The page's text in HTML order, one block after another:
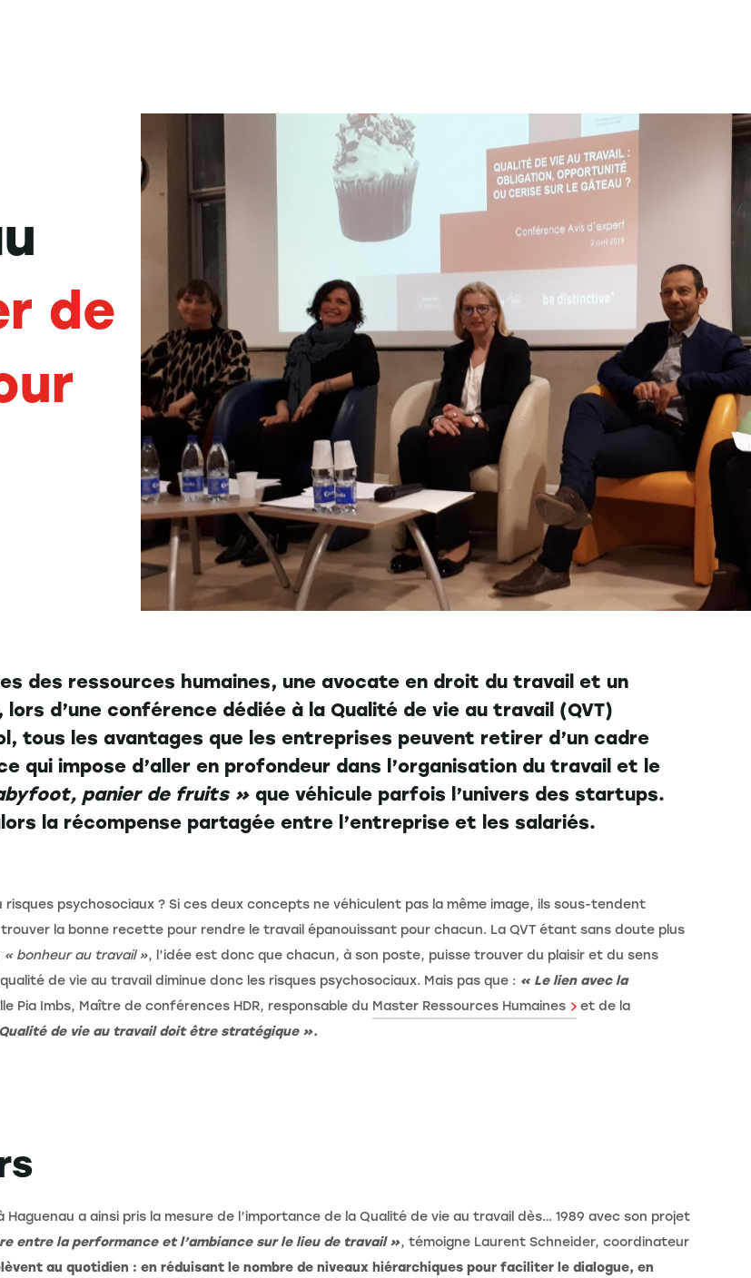
de
des ressources humaines, une avocate en droit du travail et un
d’une conférence dédiée à la Qualité de vie au travail (QVT)
tous les avantages que les entreprises peuvent retirer d’un cadre
qui impose d’aller en profondeur dans l’organisation du travail et le
panier de fruits » que véhicule parfois l’univers des startups.
la récompense partagée entre l’entreprise et les salariés.
risques psychosociaux ? Si ces deux concepts ne véhiculent pas la même image, ils sous-tendent
la bonne recette pour rendre le travail épanouissant pour chacun. La QVT étant sans doute plus
« bonheur au travail », l’idée est donc que chacun, à son poste, puisse trouver du plaisir et du sens
de vie au travail diminue donc les risques psychosociaux. Mais pas que : « Le lien avec la
Pia Imbs, Maître de conférences HDR, responsable du Master Ressources Humaines
et de la
de vie au travail doit être stratégique ».
Haguenau a ainsi pris la mesure de l’importance de la Qualité de vie au travail dès… 1989 avec son projet
entre la performance et l’ambiance sur le lieu de travail », témoigne Laurent Schneider, coordinateur
au quotidien : en réduisant le nombre de niveaux hiérarchiques pour faciliter le dialogue, en